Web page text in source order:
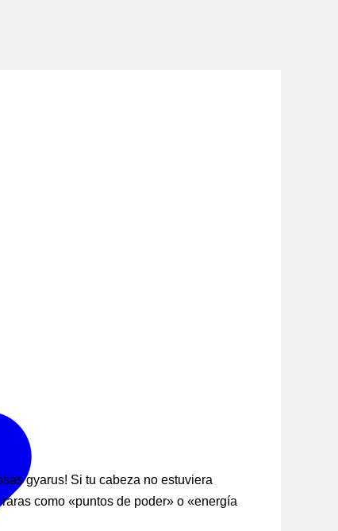
gyarus! Si tu cabeza no estuviera
como «puntos de poder» o «energía